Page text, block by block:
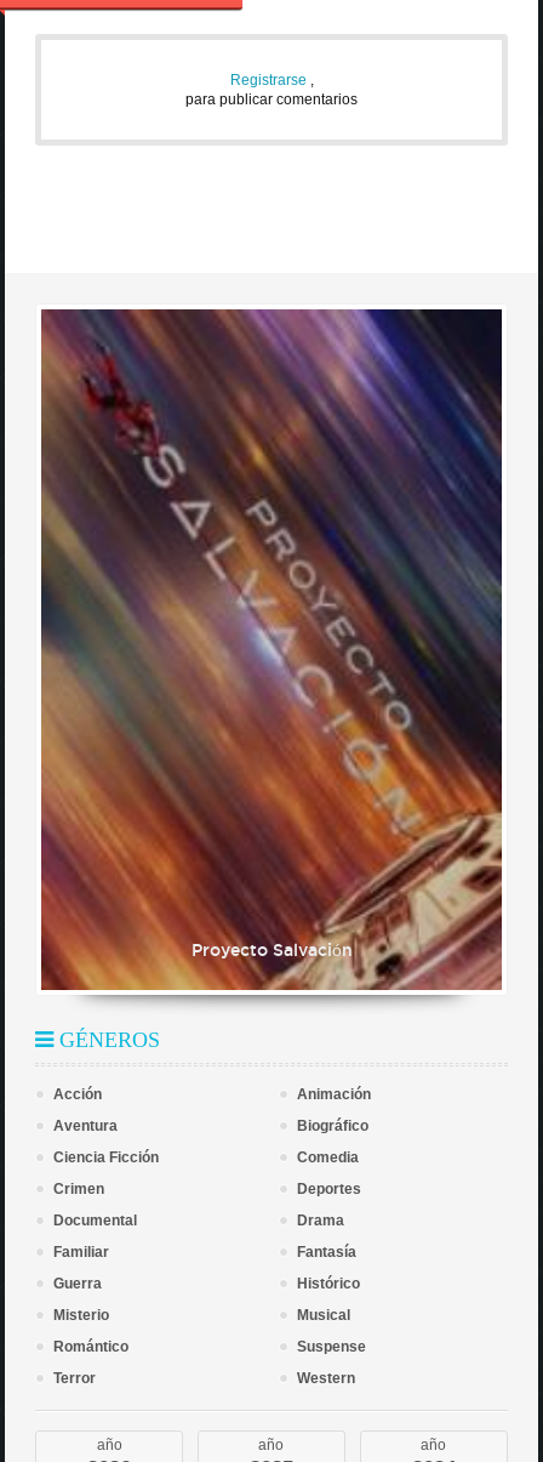
Registrarse ,
para publicar comentarios
Proyecto Salvación
GÉNEROS
Acción
Animación
Aventura
Biográfico
Ciencia Ficción
Comedia
Crimen
Deportes
Documental
Drama
Familiar
Fantasía
Guerra
Histórico
Misterio
Musical
Romántico
Suspense
Terror
Western
año año año